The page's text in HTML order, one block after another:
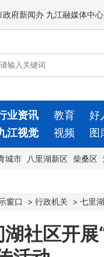
政府新闻办 九江融媒体中
业资讯 教育 好
江视觉 视频 图
城市 八里湖新区 柴桑区
窗口 > 行政机关 > 七里
社区开